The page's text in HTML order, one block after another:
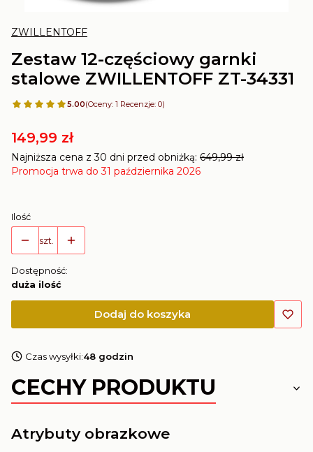
ZWILLENTOFF
Zestaw 12-częściowy garnki
stalowe ZWILLENTOFF ZT-34331
5.00(Oceny: 1 Recenzje: 0)
149,99 zł
Najniższa cena z 30 dni przed obniżką: 649,99 zł
Promocja trwa do 31 października 2026
Ilość
szt.
Dostępność:
duża ilość
Dodaj do koszyka
Czas wysyłki:48 godzin
CECHY PRODUKTU
Atrybuty obrazkowe